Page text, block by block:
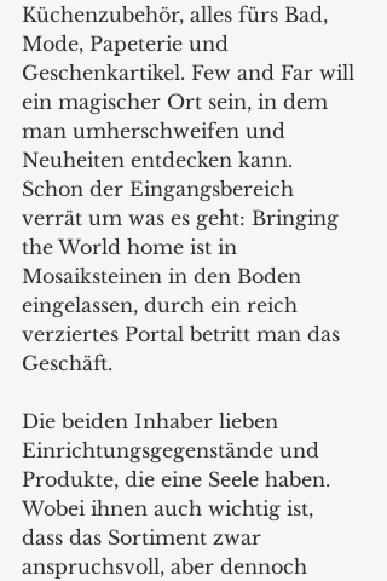
Küchenzubehör, alles fürs Bad,
Mode, Papeterie und
Geschenkartikel. Few and Far will
ein magischer Ort sein, in dem
man umherschweifen und
Neuheiten entdecken kann.
Schon der Eingangsbereich
verrät um was es geht: Bringing
the World home ist in
Mosaiksteinen in den Boden
eingelassen, durch ein reich
verziertes Portal betritt man das
Geschäft.
Die beiden Inhaber lieben
Einrichtungsgegenstände und
Produkte, die eine Seele haben.
Wobei ihnen auch wichtig ist,
dass das Sortiment zwar
anspruchsvoll, aber dennoch